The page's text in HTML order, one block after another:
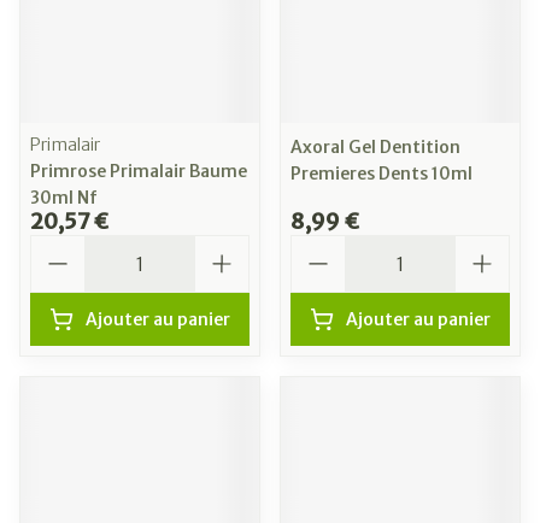
Primalair
Primrose Primalair Baume
30ml Nf
20,57 €
Ajouter au panier
Axoral Gel Dentition
Premieres Dents 10ml
8,99 €
Ajouter au panier